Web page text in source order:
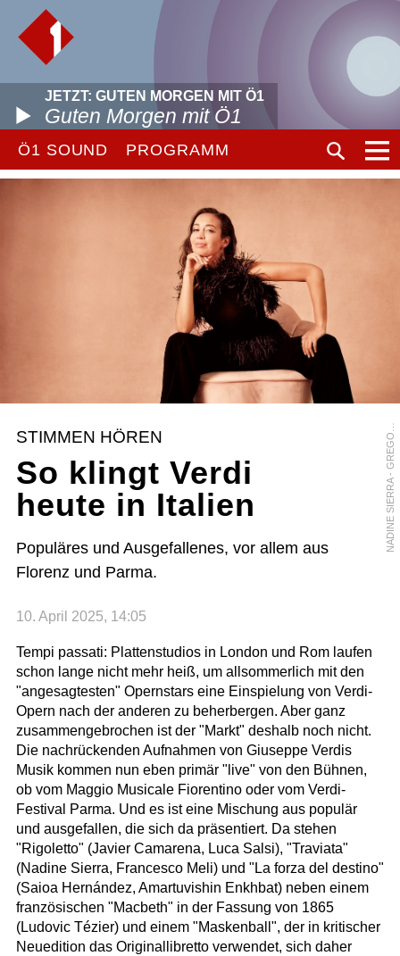
JETZT: GUTEN MORGEN MIT Ö1
Guten Morgen mit Ö1
Ö1 SOUND PROGRAMM
N
A
D
I
N
E
S
I
E
R
R
A
-
G
R
E
G
O
R
H
O
H
E
N
B
E
R
G
STIMMEN HÖREN
So klingt Verdi
heute in Italien
Populäres und Ausgefallenes, vor allem aus
Florenz und Parma.
10. April 2025, 14:05
Tempi passati: Plattenstudios in London und Rom laufen
schon lange nicht mehr heiß, um allsommerlich mit den
"angesagtesten" Opernstars eine Einspielung von Verdi-
Opern nach der anderen zu beherbergen. Aber ganz
zusammengebrochen ist der "Markt" deshalb noch nicht.
Die nachrückenden Aufnahmen von Giuseppe Verdis
Musik kommen nun eben primär "live" von den Bühnen,
ob vom Maggio Musicale Fiorentino oder vom Verdi-
Festival Parma. Und es ist eine Mischung aus populär
und ausgefallen, die sich da präsentiert. Da stehen
"Rigoletto" (Javier Camarena, Luca Salsi), "Traviata"
(Nadine Sierra, Francesco Meli) und "La forza del destino"
(Saioa Hernández, Amartuvishin Enkhbat) neben einem
französischen "Macbeth" in der Fassung von 1865
(Ludovic Tézier) und einem "Maskenball", der in kritischer
Neuedition das Originallibretto verwendet, sich daher